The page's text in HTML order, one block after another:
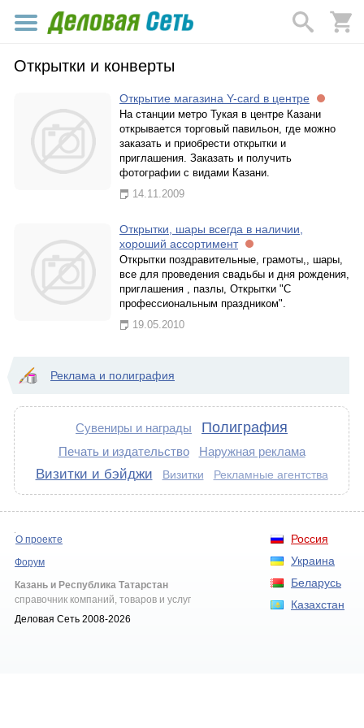
Открытки и конверты
Открытие магазина Y-card в центре
На станции метро Тукая в центре Казани
открывается торговый павильон, где можно
заказать и приобрести открытки и
приглашения. Заказать и получить
фотографии с видами Казани.
14.11.2009
Открытки, шары всегда в наличии,
хороший ассортимент
Открытки поздравительные, грамоты,, шары,
все для проведения свадьбы и дня рождения,
приглашения , пазлы, Открытки "С
профессиональным праздником".
19.05.2010
Реклама и полиграфия
Сувениры и награды Полиграфия
Печать и издательство Наружная реклама
Визитки и бэйджи Визитки Рекламные агентства
Россия
Украина
Беларусь
Казахстан
О проекте
Форум
Казань и Республика Татарстан
справочник компаний, товаров и услуг
Деловая Сеть 2008-2026